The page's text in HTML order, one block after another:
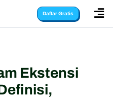
Daftar Gratis 
Ekstensi